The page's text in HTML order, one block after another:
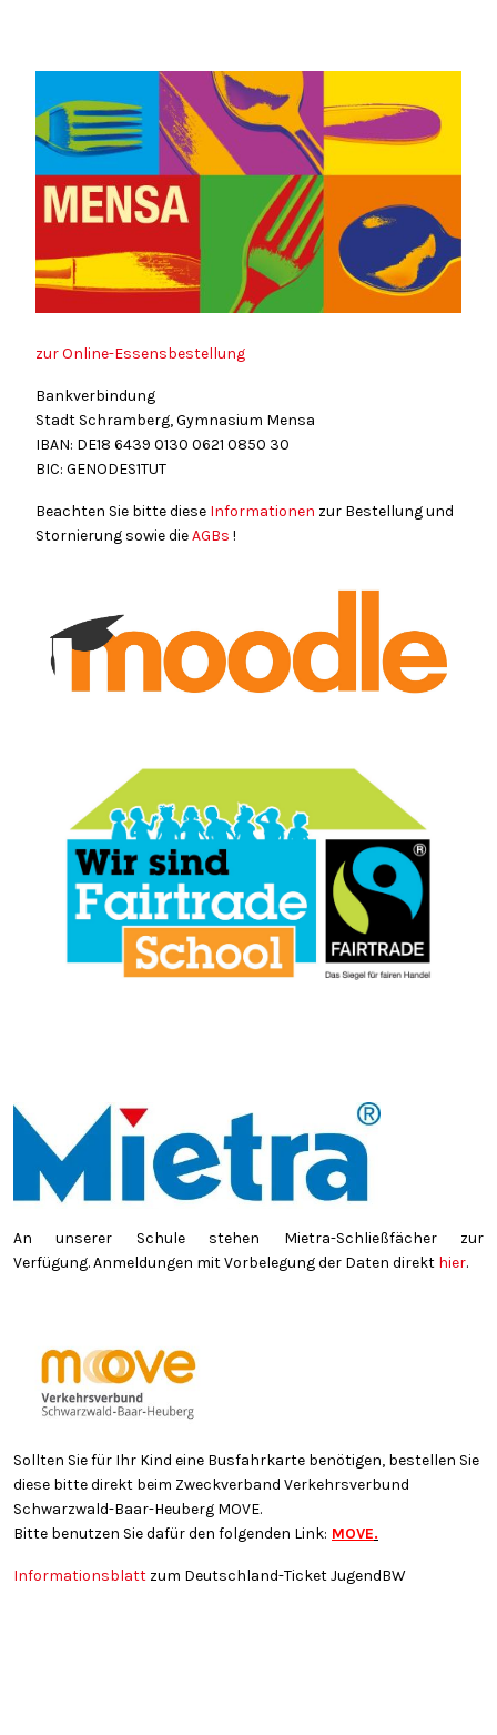
zur Online-Essensbestellung
Bankverbindung
Stadt Schramberg, Gymnasium Mensa
IBAN: DE18 6439 0130 0621 0850 30
BIC: GENODES1TUT
Beachten Sie bitte diese Informationen zur Bestellung und
Stornierung sowie dieAGBs !
An unserer Schule stehen Mietra-Schließfächer zur
Verfügung. Anmeldungen mit Vorbelegung der Daten direkt hier.
Sollten Sie für Ihr Kind eine Busfahrkarte benötigen, bestellen Sie
diese bitte direkt beim Zweckverband Verkehrsverbund
Schwarzwald-Baar-Heuberg MOVE.
Bitte benutzen Sie dafür den folgenden Link: MOVE.
Informationsblatt zum Deutschland-Ticket JugendBW